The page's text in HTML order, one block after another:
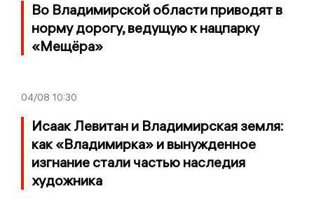
Во Владимирской области приводят в
норму дорогу, ведущую к нацпарку
«Мещёра»
04/08 10:30
Исаак Левитан и Владимирская земля:
как «Владимирка» и вынужденное
изгнание стали частью наследия
художника